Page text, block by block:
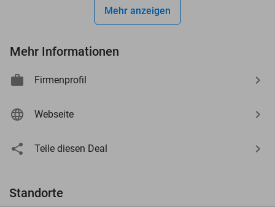
Mehr anzeigen
Mehr Informationen
Firmenprofil
Webseite
Teile diesen Deal
Standorte